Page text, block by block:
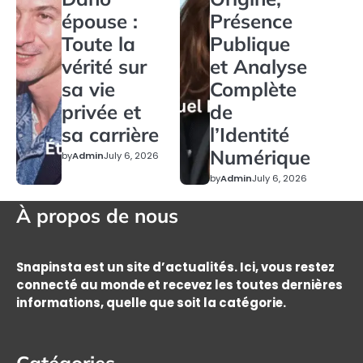
épouse :
Toute la
vérité sur
sa vie
privée et
sa carrière
byAdminJuly 6, 2026
Présence
Publique
et Analyse
Complète
de
l’Identité
Numérique
byAdminJuly 6, 2026
À propos de nous
Snapinsta est un site d’actualités. Ici, vous restez
connecté au monde et recevez les toutes dernières
informations, quelle que soit la catégorie.